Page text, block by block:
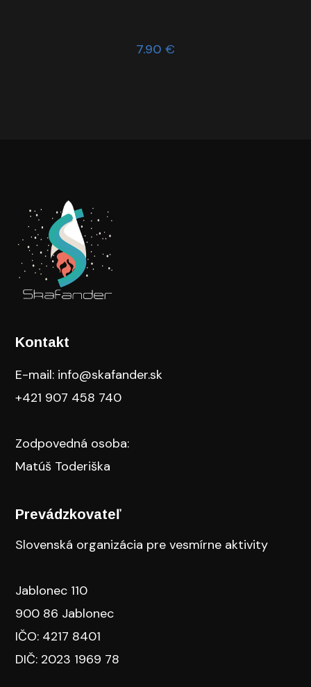
7.90 €
Kontakt
E-mail: info@skafander.sk
+421 907 458 740
Zodpovedná osoba:
Matúš Toderiška
Prevádzkovateľ
Slovenská organizácia pre vesmírne aktivity
Jablonec 110
900 86 Jablonec
IČO: 4217 8401
DIČ: 2023 1969 78